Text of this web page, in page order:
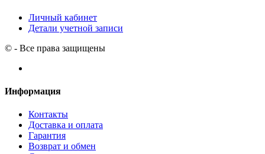
Личный кабинет
Детали учетной записи
© - Все права защищены
Информация
Контакты
Доставка и оплата
Гарантия
Возврат и обмен